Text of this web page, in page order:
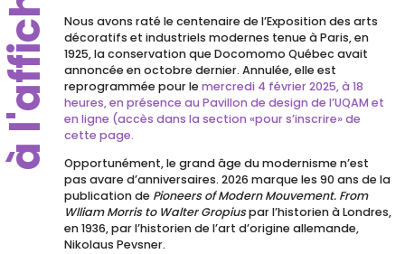
Nous avons raté le centenaire de l’Exposition des arts
décoratifs et industriels modernes tenue à Paris, en
1925, la conservation que Docomomo Québec avait
annoncée en octobre dernier. Annulée, elle est
reprogrammée pour lemercredi 4 février 2025, à 18
heures, en présence au Pavillon de design de l’UQAM et
en ligne (accès dans la section «pour s’inscrire» de
cette page.
Opportunément, le grand âge du modernisme n’est
pas avare d’anniversaires. 2026 marque les 90 ans de la
publication de Pioneers of Modern Mouvement. From
Wlliam Morris to Walter Gropiuspar l’historien à Londres,
en 1936, par l’historien de l’art d’origine allemande,
Nikolaus Pevsner.